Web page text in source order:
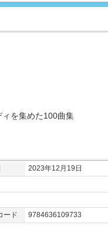
ィを集めた100曲集
2023年12月19日
ード
9784636109733